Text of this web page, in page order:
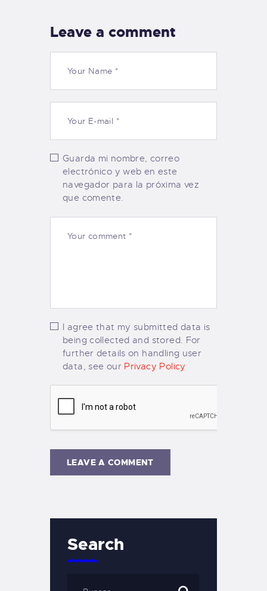
Leave a comment
Guarda mi nombre, correo
electrónico y web en este
navegador para la próxima vez
que comente.
I agree that my submitted data is
being collected and stored. For
further details on handling user
data, see our Privacy Policy
Search